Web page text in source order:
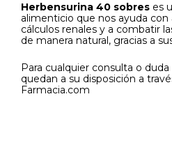
Herbensurina 40 sobres es
alimenticio que nos ayuda con
cálculos renales y a combatir
de manera natural, gracias a
Para cualquier consulta o
quedan a su disposición a
Farmacia.com